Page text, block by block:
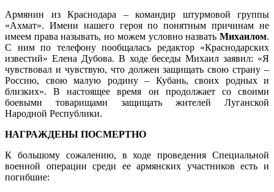
Армянин из Краснодара – командир штурмовой группы
«Ахмат». Имени нашего героя по понятным причинам не
имеем права называть, но можем условно назвать Михаилом.
С ним по телефону пообщалась редактор «Краснодарских
известий» Елена Дубова. В ходе беседы Михаил заявил: «Я
чувствовал и чувствую, что должен защищать свою страну –
Россию, свою малую родину – Кубань, своих родных и
близких». В настоящее время он продолжает со своими
боевыми товарищами защищать жителей Луганской
Народной Республики.
НАГРАЖДЕНЫ ПОСМЕРТНО
К большому сожалению, в ходе проведения Специальной
военной операции среди ее армянских участников есть и
погибшие: